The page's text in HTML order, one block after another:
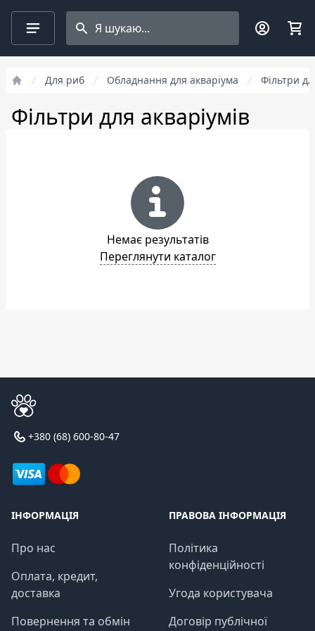
Search projects
Для риб Обладнання для акваріума Фільтри
Фільтри для акваріумів
Немає результатів
Переглянути каталог
+380 (68) 600-80-47
ІНФОРМАЦІЯ
Про нас
Оплата, кредит,
доставка
Повернення та обмін
ПРАВОВА ІНФОРМАЦІЯ
Політика
конфіденційності
Угода користувача
Договір публічної